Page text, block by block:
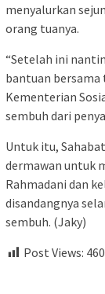
menyalurkan
orang tuanya.
“Setelah ini
bantuan bersama
Kementerian
sembuh dari
Untuk itu,
dermawan untuk
Rahmadani dan
disandangnya
sembuh. (Jaky)
Post Views: 460